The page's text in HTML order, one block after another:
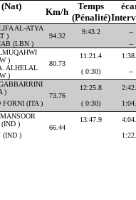
Km/h
Temps
(Pénalité)
AL-ATYA
)
94.32
9:43.2
--
(LBN ) --
)
80.73
11:21.4
ALHELAL
)
( 0:30) --
)
73.76
12:25.8
FORNI (ITA ) ( 0:30)
(IND )
66.44
13:47.9
(IND )